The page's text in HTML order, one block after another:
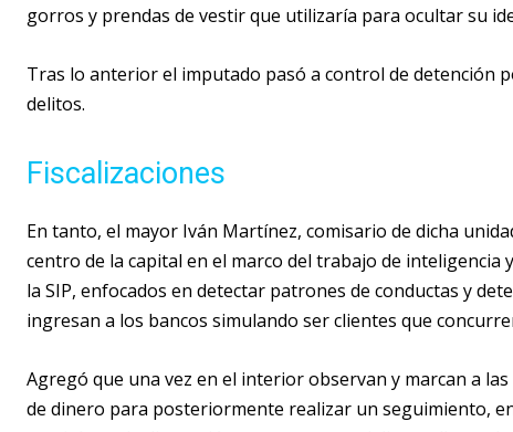
gorros y prendas de vestir que utilizaría para ocultar su
Tras lo anterior el imputado pasó a control de detención
delitos.
Fiscalizaciones
En tanto, el mayor Iván Martínez, comisario de dicha
centro de la capital en el marco del trabajo de
la SIP, enfocados en detectar patrones de conductas y
ingresan a los bancos simulando ser clientes que
Agregó que una vez en el interior observan y marcan a
de dinero para posteriormente realizar un seguimiento,